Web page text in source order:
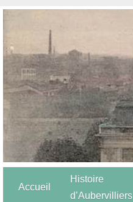
Accueil
Histoire
d’Aubervilliers